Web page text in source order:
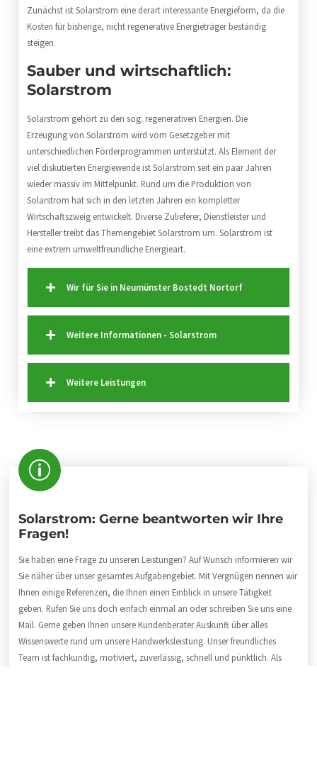
Zunächst ist Solarstrom eine derart interessante Energieform, da die
Kosten für bisherige, nicht regenerative Energieträger beständig
steigen.
Sauber und wirtschaftlich:
Solarstrom
Solarstrom gehört zu den sog. regenerativen Energien. Die
Erzeugung von Solarstrom wird vom Gesetzgeber mit
unterschiedlichen Förderprogrammen unterstützt. Als Element der
viel diskutierten Energiewende ist Solarstrom seit ein paar Jahren
wieder massiv im Mittelpunkt. Rund um die Produktion von
Solarstrom hat sich in den letzten Jahren ein kompletter
Wirtschaftszweig entwickelt. Diverse Zulieferer, Dienstleister und
Hersteller treibt das Themengebiet Solarstrom um. Solarstrom ist
eine extrem umweltfreundliche Energieart.
Wir für Sie in Neumünster Bostedt Nortorf
Weitere Informationen - Solarstrom
Weitere Leistungen
Solarstrom: Gerne beantworten wir Ihre
Fragen!
Sie haben eine Frage zu unseren Leistungen? Auf Wunsch informieren wir
Sie näher über unser gesamtes Aufgabengebiet. Mit Vergnügen nennen wir
Ihnen einige Referenzen, die Ihnen einen Einblick in unsere Tätigkeit
geben. Rufen Sie uns doch einfach einmal an oder schreiben Sie uns eine
Mail. Gerne geben Ihnen unsere Kundenberater Auskunft über alles
Wissenswerte rund um unsere Handwerksleistung. Unser freundliches
Team ist fachkundig, motiviert, zuverlässig, schnell und pünktlich. Als